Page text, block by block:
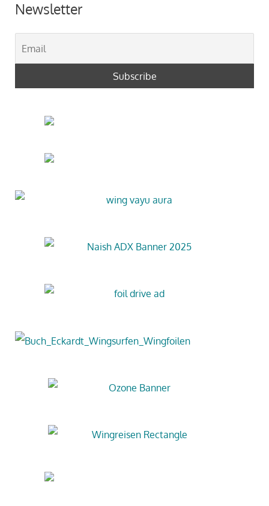
Newsletter